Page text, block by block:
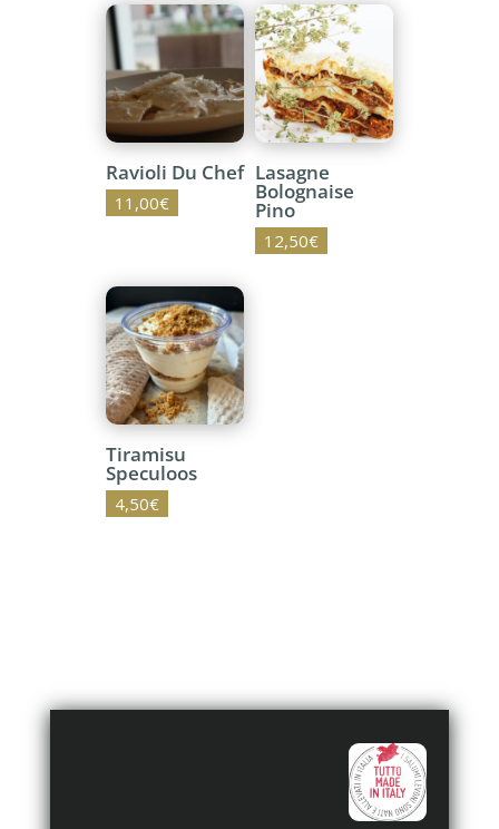
Ravioli Du Chef
11,00€
Lasagne
Bolognaise
Pino
12,50€
Tiramisu
Speculoos
4,50€